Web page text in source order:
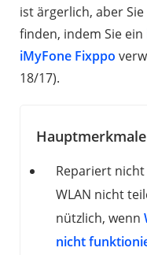
ist ärgerlich, aber
finden, indem Sie ein
iMyFone Fixppo
18/17).
Repariert
WLAN nicht
nützlich, wenn
nicht